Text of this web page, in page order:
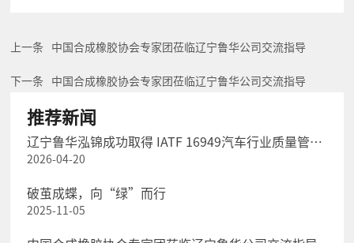
上一条 中国合成橡胶协会专家团莅临辽宁鲁华公司交流指导
下一条 中国合成橡胶协会专家团莅临辽宁鲁华公司交流指导
推荐新闻
辽宁鲁华泓锦成功取得 IATF 16949汽车行业质量管理
体系认证
2026-04-20
破茧成蝶，向“绿”而行
2025-11-05